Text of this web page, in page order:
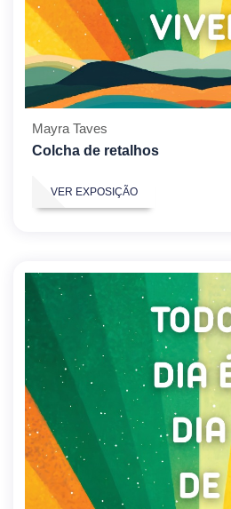
Mayra Taves
Colcha de retalhos
VER EXPOSIÇÃO